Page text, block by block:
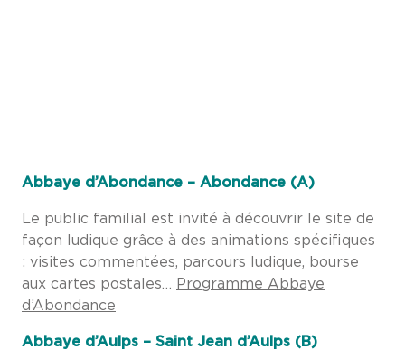
Abbaye d’Abondance – Abondance (A)
Le public familial est invité à découvrir le site de
façon ludique grâce à des animations spécifiques
: visites commentées, parcours ludique, bourse
aux cartes postales…
Programme Abbaye
d’Abondance
Abbaye d’Aulps – Saint Jean d’Aulps (B)